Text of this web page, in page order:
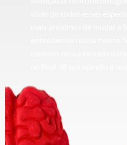
visão de todos esses